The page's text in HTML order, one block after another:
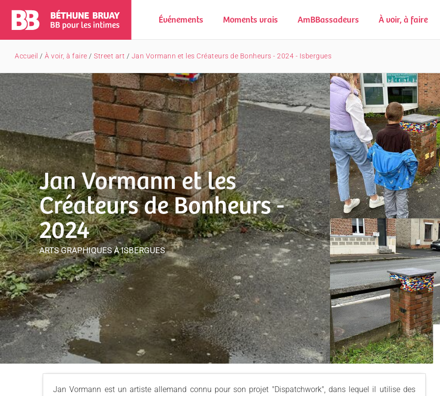
Événements Moments vrais AmBBassadeurs À voir, à faire
Accueil / À voir, à faire / Street art / Jan Vormann et les Créateurs de Bonheurs - 2024 - Isbergues
Jan Vormann et les
Créateurs de Bonheurs -
2024
ARTS GRAPHIQUESÀ ISBERGUES
Jan Vormann est un artiste allemand connu pour son projet "Dispatchwork", dans lequel il utilise des